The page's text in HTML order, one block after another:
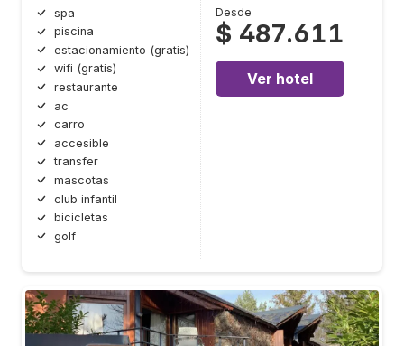
spa
piscina
estacionamiento (gratis)
wifi (gratis)
restaurante
ac
carro
accesible
transfer
mascotas
club infantil
bicicletas
golf
Desde
$ 487.611
Ver hotel